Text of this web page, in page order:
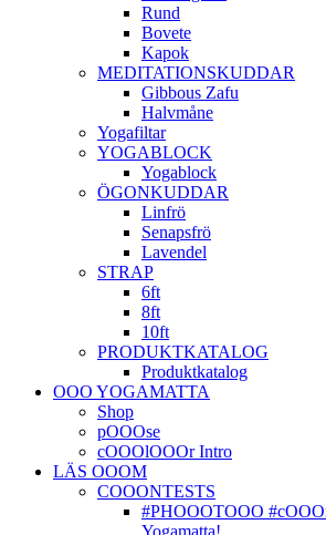
Rund
Bovete
Kapok
MEDITATIONSKUDDAR
Gibbous Zafu
Halvmåne
Yogafiltar
YOGABLOCK
Yogablock
ÖGONKUDDAR
Linfrö
Senapsfrö
Lavendel
STRAP
6ft
8ft
10ft
PRODUKTKATALOG
Produktkatalog
OOO YOGAMATTA
Shop
pOOOse
cOOOlOOOr Intro
LÄS OOOM
COOONTESTS
#PHOOOTOOO
Yogamatta!